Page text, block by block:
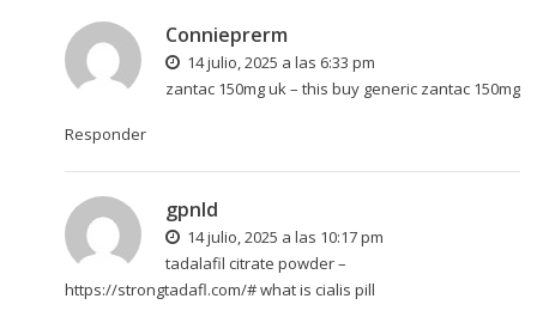
Connieprerm
14 julio, 2025 a las 6:33 pm
zantac 150mg uk – this buy generic zantac 150mg
Responder
gpnld
14 julio, 2025 a las 10:17 pm
tadalafil citrate powder –
https://strongtadafl.com/#what is cialis pill